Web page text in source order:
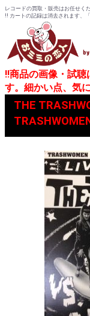
レコードの買取・販売はお任せく
!! カートの記録は消去されます、
!!商品の画像・試
す。細かい点、気
THE